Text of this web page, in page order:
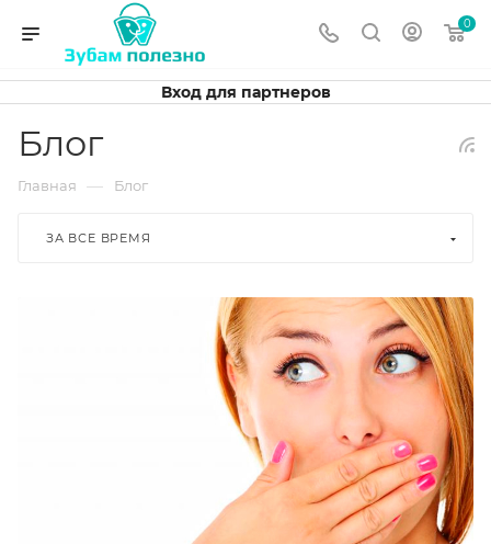
0
Вход для партнеров
Блог
Главная — Блог
ЗА ВСЕ ВРЕМЯ